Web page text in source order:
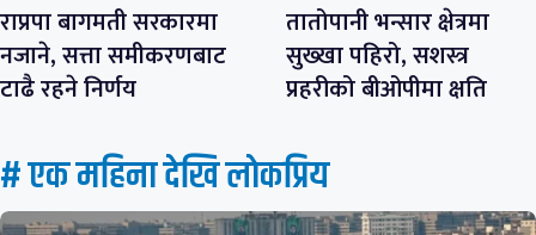
राप्रपा बागमती सरकारमा
नजाने, सत्ता समीकरणबाट
टाढै रहने निर्णय
तातोपानी भन्सार क्षेत्रमा
सुख्खा पहिरो, सशस्त्र
प्रहरीको बीओपीमा क्षति
# एक महिना देखि लाेकप्रिय